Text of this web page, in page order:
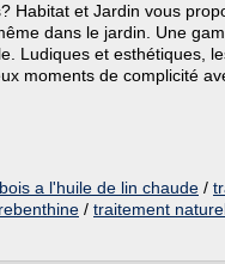
Habitat et Jardin vous
dans le jardin. Une
Ludiques et esthétiques,
moments de complicité
a l'huile de lin chaude /
/ traitement